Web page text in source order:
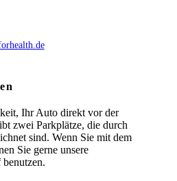
Ihr Auto direkt vor der
zwei Parkplätze, die durch
sind. Wenn Sie mit dem
Sie gerne unsere